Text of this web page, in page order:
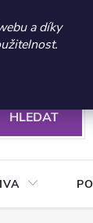
do
a díky
údajů
HLEDAT